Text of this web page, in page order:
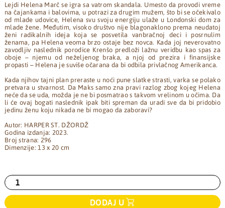
Lejdi Helena Marč se igra sa vatrom skandala. Umesto da provodi vreme
na čajankama i balovima, u potrazi za drugim mužem, što bi se očekivalo
od mlade udovice, Helena svu svoju energiju ulaže u Londonski dom za
mlade žene. Međutim, visoko društvo nije blagonaklono prema neudatoj
ženi radikalnih ideja koja se posvetila vanbračnoj deci i posrnulim
ženama, pa Helena veoma brzo ostaje bez novca. Kada joj neverovatno
zavodljiv naslednik porodice Krenšo predloži lažnu veridbu kao spas za
oboje – njemu od neželjenog braka, a njoj od prezira i finansijske
propasti – Helena je suviše očarana da bi odbila privlačnog Amerikanca.
Kada njihov tajni plan preraste u noći pune slatke strasti, varka se polako
pretvara u stvarnost. Da Maks samo zna pravi razlog zbog kojeg Helena
neće da se uda, možda je ne bi posmatrao s takvom vrelinom u očima. Da
li će ovaj bogati naslednik ipak biti spreman da uradi sve da bi pridobio
jedinu ženu koju nikada ne bi mogao da zaboravi?
Autor: HARPER ST. DŽORDŽ
Godina izdanja: 2023.
Broj strana: 296
Dimenzije: 13 x 20 cm
DODAJ U